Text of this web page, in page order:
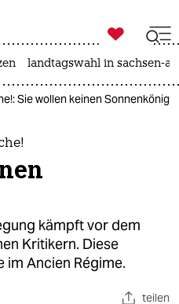
ich

taz zahl ich
landtagswahl in sachsen-
Sie wollen keinen Sonnenkönig
kämpft vor dem
Kritikern. Diese
im Ancien Régime.
teilen